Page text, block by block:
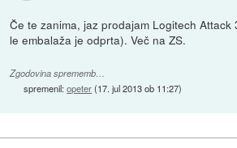
Če te zanima, jaz prodajam Logitech Attack
le embalaža je odprta). Več na ZS.
Zgodovina sprememb…
spremenil:opeter(17. jul 2013 ob 11:27)